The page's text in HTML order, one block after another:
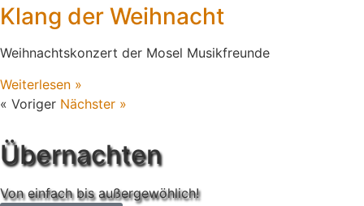
Klang der Weihnacht
Weihnachtskonzert der Mosel Musikfreunde
Weiterlesen »
« Voriger Nächster »
Übernachten
Von einfach bis außergewöhlich!